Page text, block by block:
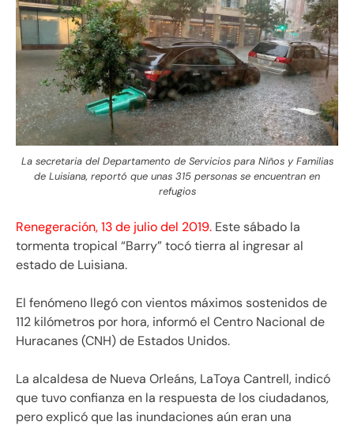
La secretaria del Departamento de Servicios para Niños y Familias
de Luisiana, reportó que unas 315 personas se encuentran en
refugios
Renegeración, 13 de julio del 2019. Este sábado la
tormenta tropical “Barry” tocó tierra al ingresar al
estado de Luisiana.
El fenómeno llegó con vientos máximos sostenidos de
112 kilómetros por hora, informó el Centro Nacional de
Huracanes (CNH) de Estados Unidos.
La alcaldesa de Nueva Orleáns, LaToya Cantrell, indicó
que tuvo confianza en la respuesta de los ciudadanos,
pero explicó que las inundaciones aún eran una